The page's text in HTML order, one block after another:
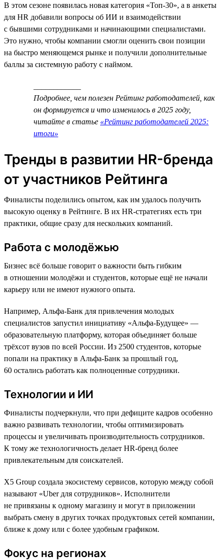
В этом сезоне появилась новая категория «Топ-30», а в анкеты
для HR добавили вопросы об ИИ и взаимодействии
с бывшими сотрудниками и начинающими специалистами.
Это нужно, чтобы компании смогли оценить свои позиции
на быстро меняющемся рынке и получили дополнительные
баллы за системную работу с наймом.
Подробнее, чем полезен Рейтинг работодателей, как
он формируется и что изменилось в 2025 году,
читайте в статье «Рейтинг работодателей 2025:
итоги»
Тренды в развитии HR-бренда
от участников Рейтинга
Финалисты поделились опытом, как им удалось получить
высокую оценку в Рейтинге. В их HR-стратегиях есть три
практики, общие сразу для нескольких компаний.
Работа с молодёжью
Бизнес всё больше говорит о важности быть гибким
в отношении молодёжи и студентов, которые ещё не начали
карьеру или не имеют нужного опыта.
Например, Альфа-Банк для привлечения молодых
специалистов запустил инициативу «Альфа-Будущее» —
образовательную платформу, которая объединяет больше
трёхсот вузов по всей России. Из 2500 студентов, которые
попали на практику в Альфа-Банк за прошлый год,
60 остались работать как полноценные сотрудники.
Технологии и ИИ
Финалисты подчеркнули, что при дефиците кадров особенно
важно развивать технологии, чтобы оптимизировать
процессы и увеличивать производительность сотрудников.
К тому же технологичность делает HR-бренд более
привлекательным для соискателей.
X5 Group создала экосистему сервисов, которую между собой
называют «Uber для сотрудников». Исполнители
не привязаны к одному магазину и могут в приложении
выбрать смену в других точках продуктовых сетей компании,
ближе к дому или с более удобным графиком.
Фокус на регионах